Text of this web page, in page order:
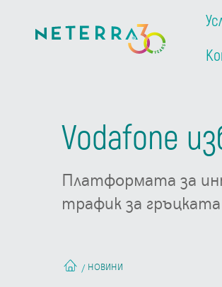
Vodafone
Платформата за
трафик за
/ НОВИНИ